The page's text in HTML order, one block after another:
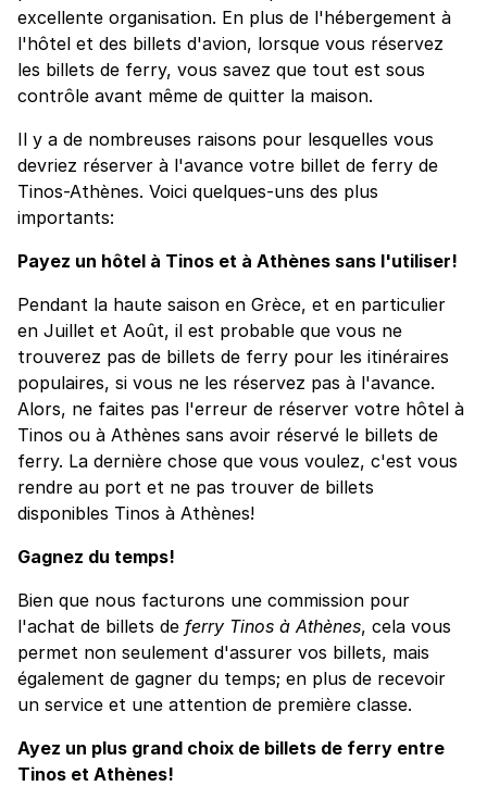
excellente organisation. En plus de l'hébergement à
l'hôtel et des billets d'avion, lorsque vous réservez
les billets de ferry, vous savez que tout est sous
contrôle avant même de quitter la maison.
Il y a de nombreuses raisons pour lesquelles vous
devriez réserver à l'avance votre billet de ferry de
Tinos-Athènes. Voici quelques-uns des plus
importants:
Payez un hôtel à Tinos et à Athènes sans l'utiliser!
Pendant la haute saison en Grèce, et en particulier
en Juillet et Août, il est probable que vous ne
trouverez pas de billets de ferry pour les itinéraires
populaires, si vous ne les réservez pas à l'avance.
Alors, ne faites pas l'erreur de réserver votre hôtel à
Tinos ou à Athènes sans avoir réservé le billets de
ferry. La dernière chose que vous voulez, c'est vous
rendre au port et ne pas trouver de billets
disponibles Tinos à Athènes!
Gagnez du temps!
Bien que nous facturons une commission pour
l'achat de billets de ferry Tinos à Athènes, cela vous
permet non seulement d'assurer vos billets, mais
également de gagner du temps; en plus de recevoir
un service et une attention de première classe.
Ayez un plus grand choix de billets de ferry entre
Tinos et Athènes!